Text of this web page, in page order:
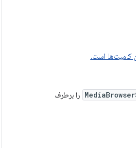
را برطرف